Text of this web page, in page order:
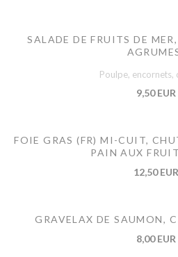
SALADE DE FRUITS DE
Poulpe, encornets,
9,50 EUR
FOIE GRAS (FR) MI-CUIT,
PAIN AUX
12,50 EUR
GRAVELAX DE SAUMON,
8,00 EUR